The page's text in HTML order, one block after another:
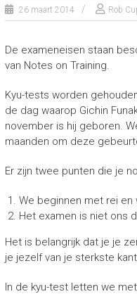
26 maart 2014 Rob
De exameneisen staan
van Notes on Training.
Kyu-tests worden
de dag waarop Gichin
november is hij geboren.
maanden om deze
Er zijn twee punten die je
We beginnen met rei
Het examen is niet ons
Het is belangrijk dat je je
je jezelf van je sterkste
In de kyu-test letten we